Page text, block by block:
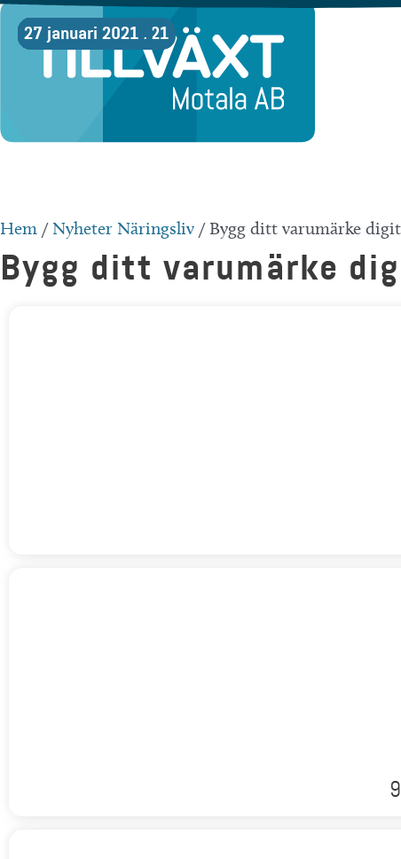
Hoppa
till
innehåll
Hem / Nyheter Näringsliv / Bygg ditt varumärke
Bygg ditt varumärke
02 december 2021
03 november 2021
30 september 2021
02 september 2021
22 juni 2021
27 maj 2021
27 april 2021
25 mars 2021
24 februari 2021
27 januari 2021